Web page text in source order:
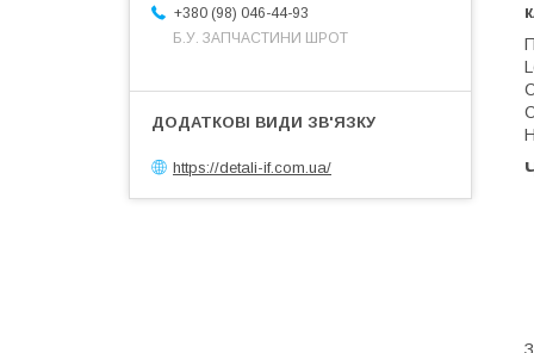
+380 (98) 046-44-93
Б.У. ЗАПЧАСТИНИ ШРОТ
https://detali-if.com.ua/